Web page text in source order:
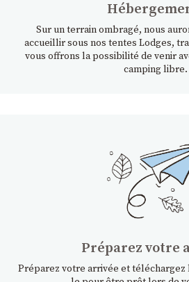
Sur un terrain ombragé, nous
accueillir sous nos tentes Lodges,
vous offrons la possibilité de venir
camping libre.
Préparez votre
Préparez votre arrivée et